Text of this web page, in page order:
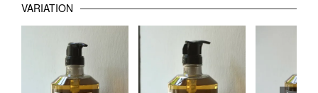
VARIATION